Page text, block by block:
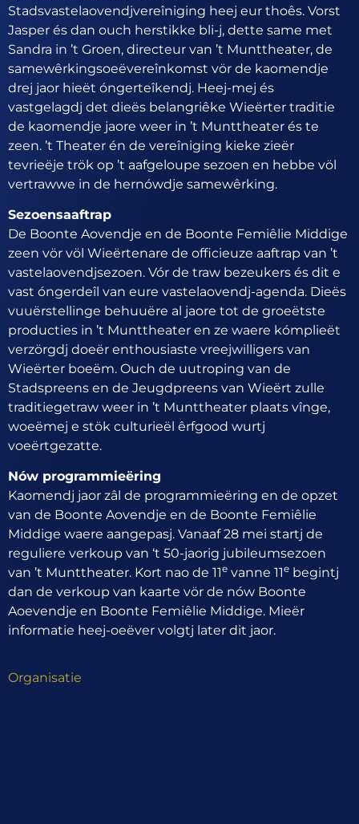
Stadsvastelaovendjvereîniging heej eur thoês. Vorst
Jasper és dan ouch herstikke bli-j, dette same met
Sandra in ’t Groen, directeur van ’t Munttheater, de
samewêrkingsoeëvereînkomst vör de kaomendje
drej jaor hieët óngerteîkendj. Heej-mej és
vastgelagdj det dieës belangriêke Wieërter traditie
de kaomendje jaore weer in ’t Munttheater és te
zeen. ’t Theater én de vereîniging kieke zieër
tevrieëje trök op ’t aafgeloupe sezoen en hebbe völ
vertrawwe in de hernówdje samewêrking.
Sezoensaaftrap
De Boonte Aovendje en de Boonte Femiêlie Middige
zeen vör völ Wieërtenare de officieuze aaftrap van ’t
vastelaovendjsezoen. Vór de traw bezeukers és dit e
vast óngerdeîl van eure vastelaovendj-agenda. Dieës
vuuërstellinge behuuëre al jaore tot de groeëtste
producties in ’t Munttheater en ze waere kómplieët
verzörgdj doeër enthousiaste vreejwilligers van
Wieërter boeëm. Ouch de uutroping van de
Stadspreens en de Jeugdpreens van Wieërt zulle
traditiegetraw weer in ’t Munttheater plaats vînge,
woeëmej e stök culturieël êrfgood wurtj
voeërtgezatte.
Nów programmieëring
Kaomendj jaor zâl de programmieëring en de opzet
van de Boonte Aovendje en de Boonte Femiêlie
Middige waere aangepasj. Vanaaf 28 mei startj de
reguliere verkoup van ‘t 50-jaorig jubileumsezoen
van ’t Munttheater. Kort nao de 11e vanne 11e begintj
dan de verkoup van kaarte vör de nów Boonte
Aoevendje en Boonte Femiêlie Middige. Mieër
informatie heej-oeëver volgtj later dit jaor.
Organisatie